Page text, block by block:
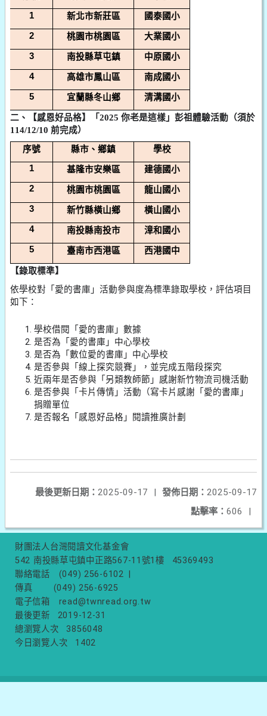
1 新北市新莊區 國泰國小
2 桃園市桃園區 大業國小
3 南投縣草屯鎮 中原國小
4 高雄市鳳山區 南成國小
5 宜蘭縣冬山鄉 清溝國小
二、【感恩好品格】「2025 你老是這樣」彭祖體驗活動（須於
114/12/10 前完成）
序號
縣市、鄉鎮
學校
1
基隆市安樂區
建德國小
2
桃園市桃園區
龍山國小
3
新竹縣橫山鄉
橫山國小
4
南投縣南投市
漳和國小
5
臺南市西港區 西港國中
【錄取標準】
依學校對「愛的書庫」活動參與度為標準錄取學校，評估項目
如下：
學校借閱「愛的書庫」數據
是否為「愛的書庫」中心學校
是否為「數位愛的書庫」中心學校
是否參與「線上探究競賽」，並完成五階段探究
近兩年是否參與「另類教師節」感謝新竹物流司機活動
是否參與「卡片傳情」活動（寫卡片感謝「愛的書庫」
捐贈單位
是否報名「感恩好品格」閱讀推廣計劃
發佈日期： 2025-09-17
最後更新日期： 2025-09-17
點擊率： 606
財團法人台灣閱讀文化基金會
542 南投縣草屯鎮中正路567-11號1樓
45369493
聯絡電話
(049) 256-6102
傳真
(049) 256-6925
電子信箱
read@twnread.org.tw
最後更新
2019-12-31
總瀏覽人次
3856048
今日瀏覽人次
1402